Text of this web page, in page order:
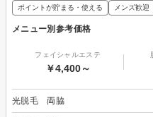
ポイントが貯まる・使える メンズ歓迎
メニュー別参考価格
フェイシャルエステ
￥4,400～
光脱毛 両脇